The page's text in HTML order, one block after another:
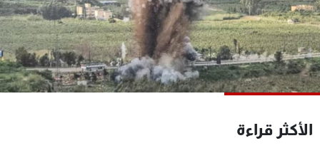
الأكثر قراءة
البرامج
جدول البرامج
شاهد البرامج
الترددات